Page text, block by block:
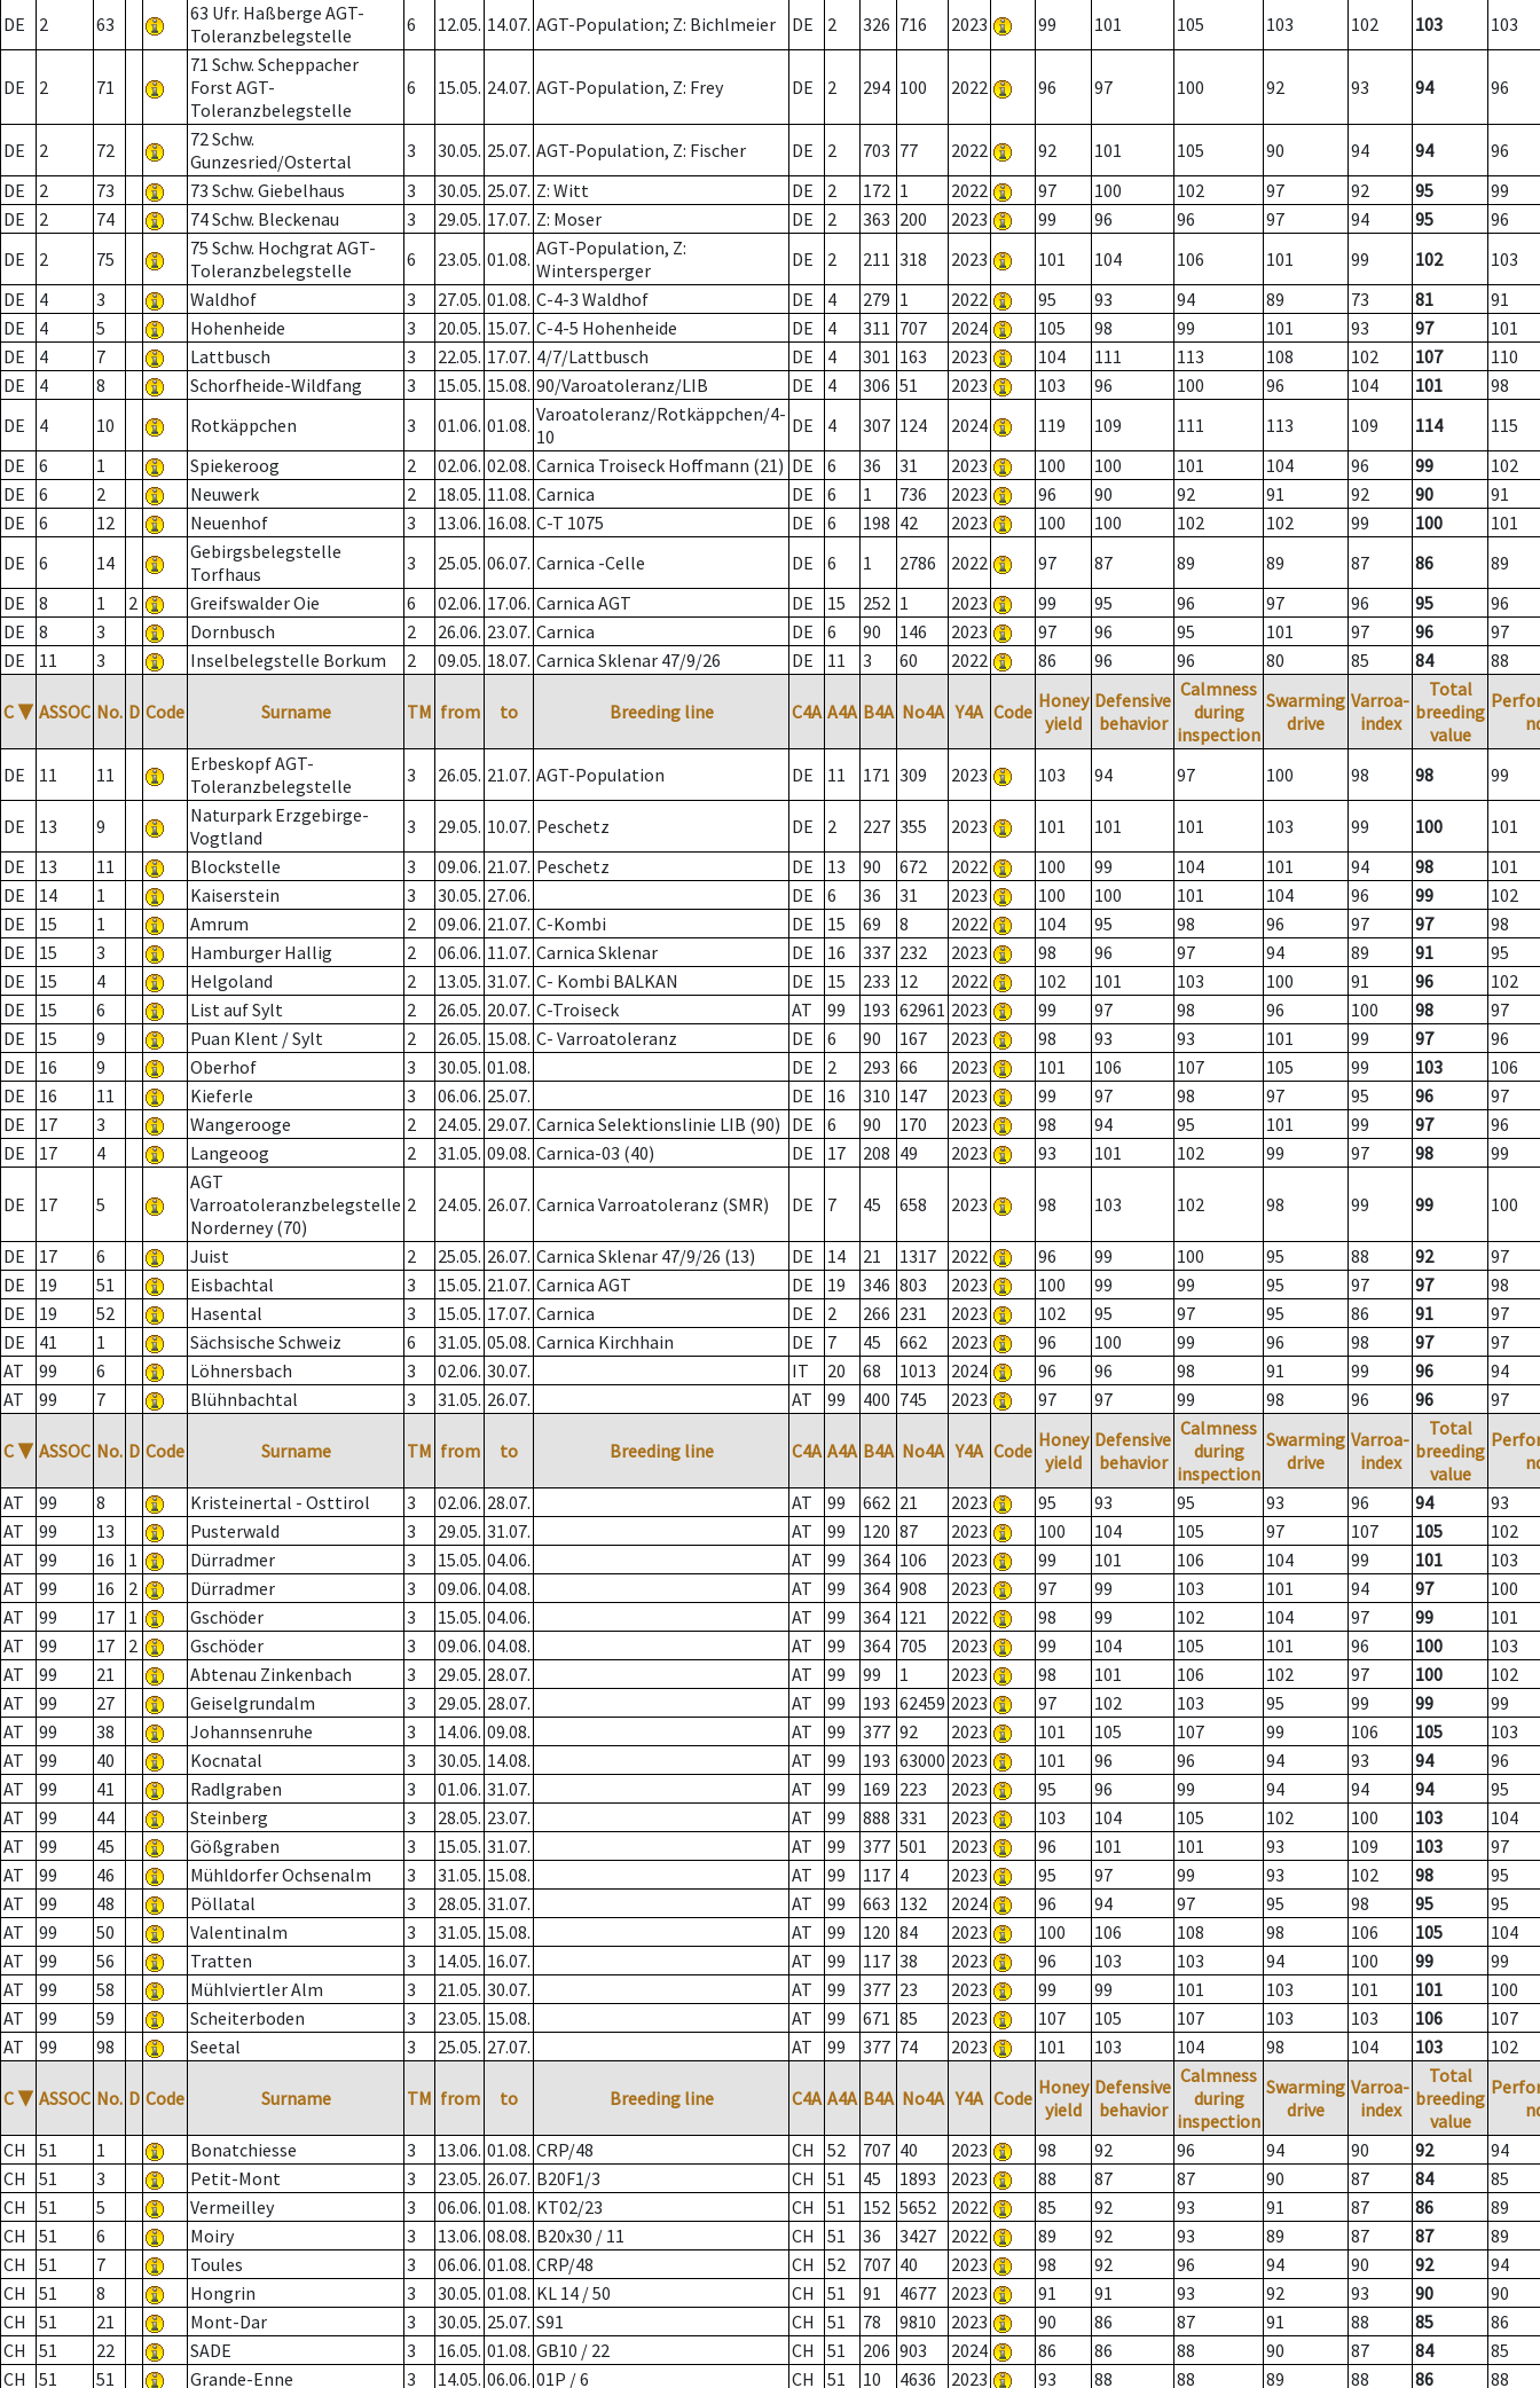
DE 2 63
63 Ufr. Haßberge AGT-
Toleranzbelegstelle
6 12.05. 14.07. AGT-Population; Z: Bichlmeier DE 2 326 716 2023 99 101 105 103 102 103 103
DE 2 71
71 Schw. Scheppacher
Forst AGT-
Toleranzbelegstelle
6 15.05. 24.07. AGT-Population, Z: Frey DE 2 294 100 2022 96 97 100 92 93 94 96
DE 2 72
72 Schw.
Gunzesried/Ostertal
3 30.05. 25.07. AGT-Population, Z: Fischer DE 2 703 77 2022 92 101 105 90 94 94
96
DE
2 73 73 Schw. Giebelhaus 3 30.05. 25.07. Z: Witt DE 2 172 1 2022 97 100 102 97 92 95
99
DE
2 74 74 Schw. Bleckenau 3 29.05. 17.07. Z: Moser DE 2 363 200 2023 99 96 96 97 94 95
96
DE
2 75
75 Schw. Hochgrat AGT-
Toleranzbelegstelle
6 23.05. 01.08. AGT-Population, Z:
Wintersperger
DE 2 211 318 2023 101 104 106 101 99 102
103
DE
4 3 Waldhof 3 27.05. 01.08. C-4-3 Waldhof DE 4 279 1 2022 95 93 94 89 73 81
91
DE
4 5 Hohenheide 3 20.05. 15.07. C-4-5 Hohenheide DE 4 311 707 2024 105 98 99 101 93 97
101
DE
4 7 Lattbusch 3 22.05. 17.07. 4/7/Lattbusch DE 4 301 163 2023 104 111 113 108 102 107
110
DE
4 8 Schorfheide-Wildfang 3 15.05. 15.08. 90/Varoatoleranz/LIB DE 4 306 51 2023 103 96 100 96 104 101
98
DE
4 10 Rotkäppchen 3 01.06. 01.08. Varoatoleranz/Rotkäppchen/4-
10
DE 4 307 124 2024 119 109 111 113 109 114
115
DE
6 1 Spiekeroog 2 02.06. 02.08. Carnica Troiseck Hoffmann (21) DE 6 36 31 2023 100 100 101 104 96 99
102
DE
6 2 Neuwerk 2 18.05. 11.08. Carnica DE 6 1 736 2023 96 90 92 91 92 90
91
DE
6 12 Neuenhof 3 13.06. 16.08. C-T 1075 DE 6 198 42 2023 100 100 102 102 99 100
101
DE
6 14
Gebirgsbelegstelle
Torfhaus
3 25.05. 06.07. Carnica -Celle DE 6 1 2786 2022 97 87 89 89 87 86
89
DE
8 1 2 Greifswalder Oie 6 02.06. 17.06. Carnica AGT DE 15 252 1 2023 99 95 96 97 96 95
96
DE
8 3 Dornbusch 2 26.06. 23.07. Carnica DE 6 90 146 2023 97 96 95 101 97 96
97
DE
11 3 Inselbelegstelle Borkum 2 09.05. 18.07. Carnica Sklenar 47/9/26 DE 11 3 60 2022 86 96 96 80 85 84 88
C ▼ ASSOC No. D Code Surname TM from to Breeding line C4A A4A B4A No4A Y4A Code Honey
yield
Defensive
behavior
Calmness
during
inspection
Swarming
drive
Varroa-
index
Total
breeding
value
DE 11 11
Erbeskopf AGT-
Toleranzbelegstelle
3 26.05. 21.07. AGT-Population DE 11 171 309 2023 103 94 97 100 98 98 99
DE 13 9
Naturpark Erzgebirge-
Vogtland
3 29.05. 10.07. Peschetz DE 2 227 355 2023 101 101 101 103 99 100
101
DE
13 11 Blockstelle 3 09.06. 21.07. Peschetz DE 13 90 672 2022 100 99 104 101 94 98
101
DE
14 1 Kaiserstein 3 30.05. 27.06. DE 6 36 31 2023 100 100 101 104 96 99
102
DE
15 1 Amrum 2 09.06. 21.07. C-Kombi DE 15 69 8 2022 104 95 98 96 97 97
98
DE
15 3 Hamburger Hallig 2 06.06. 11.07. Carnica Sklenar DE 16 337 232 2023 98 96 97 94 89 91
95
DE
15 4 Helgoland 2 13.05. 31.07. C- Kombi BALKAN DE 15 233 12 2022 102 101 103 100 91 96
102
DE
15 6 List auf Sylt 2 26.05. 20.07. C-Troiseck AT 99 193 62961 2023 99 97 98 96 100 98
97
DE
15 9 Puan Klent / Sylt 2 26.05. 15.08. C- Varroatoleranz DE 6 90 167 2023 98 93 93 101 99 97
96
DE
16 9 Oberhof 3 30.05. 01.08. DE 2 293 66 2023 101 106 107 105 99 103
106
DE
16 11 Kieferle 3 06.06. 25.07. DE 16 310 147 2023 99 97 98 97 95 96
97
DE
17 3 Wangerooge 2 24.05. 29.07. Carnica Selektionslinie LIB (90) DE 6 90 170 2023 98 94 95 101 99 97
96
DE
17 4 Langeoog 2 31.05. 09.08. Carnica-03 (40) DE 17 208 49 2023 93 101 102 99 97 98 99
DE 17 5
AGT
Varroatoleranzbelegstelle
Norderney (70)
2 24.05. 26.07. Carnica Varroatoleranz (SMR) DE 7 45 658 2023 98 103 102 98 99 99 100
DE 17 6 Juist 2 25.05. 26.07. Carnica Sklenar 47/9/26 (13) DE 14 21 1317 2022 96 99 100 95 88 92
97
DE
19 51 Eisbachtal 3 15.05. 21.07. Carnica AGT DE 19 346 803 2023 100 99 99 95 97 97
98
DE
19 52 Hasental 3 15.05. 17.07. Carnica DE 2 266 231 2023 102 95 97 95 86 91
97
DE
41 1 Sächsische Schweiz 6 31.05. 05.08. Carnica Kirchhain DE 7 45 662 2023 96 100 99 96 98 97
97
AT
99 6 Löhnersbach 3 02.06. 30.07. IT 20 68 1013 2024 96 96 98 91 99 96
94
AT
99 7 Blühnbachtal 3 31.05. 26.07. AT 99 400 745 2023 97 97 99 98 96 96 97
C ▼ ASSOC No. D Code Surname TM from to Breeding line C4A A4A B4A No4A Y4A Code Honey
yield
Defensive
behavior
Calmness
during
inspection
Swarming
drive
Varroa-
index
Total
breeding
value
AT
99 8 Kristeinertal - Osttirol 3 02.06. 28.07. AT 99 662 21 2023 95 93 95 93 96 94
93
AT
99 13 Pusterwald 3 29.05. 31.07. AT 99 120 87 2023 100 104 105 97 107 105
102
AT
99 16 1 Dürradmer 3 15.05. 04.06. AT 99 364 106 2023 99 101 106 104 99 101
103
AT
99 16 2 Dürradmer 3 09.06. 04.08. AT 99 364 908 2023 97 99 103 101 94 97
100
AT
99 17 1 Gschöder 3 15.05. 04.06. AT 99 364 121 2022 98 99 102 104 97 99
101
AT
99 17 2 Gschöder 3 09.06. 04.08. AT 99 364 705 2023 99 104 105 101 96 100
103
AT
99 21 Abtenau Zinkenbach 3 29.05. 28.07. AT 99 99 1 2023 98 101 106 102 97 100
102
AT
99 27 Geiselgrundalm 3 29.05. 28.07. AT 99 193 62459 2023 97 102 103 95 99 99
99
AT
99 38 Johannsenruhe 3 14.06. 09.08. AT 99 377 92 2023 101 105 107 99 106 105
103
AT
99 40 Kocnatal 3 30.05. 14.08. AT 99 193 63000 2023 101 96 96 94 93 94
96
AT
99 41 Radlgraben 3 01.06. 31.07. AT 99 169 223 2023 95 96 99 94 94 94
95
AT
99 44 Steinberg 3 28.05. 23.07. AT 99 888 331 2023 103 104 105 102 100 103
104
AT
99 45 Gößgraben 3 15.05. 31.07. AT 99 377 501 2023 96 101 101 93 109 103
97
AT
99 46 Mühldorfer Ochsenalm 3 31.05. 15.08. AT 99 117 4 2023 95 97 99 93 102 98
95
AT
99 48 Pöllatal 3 28.05. 31.07. AT 99 663 132 2024 96 94 97 95 98 95
95
AT
99 50 Valentinalm 3 31.05. 15.08. AT 99 120 84 2023 100 106 108 98 106 105
104
AT
99 56 Tratten 3 14.05. 16.07. AT 99 117 38 2023 96 103 103 94 100 99
99
AT
99 58 Mühlviertler Alm 3 21.05. 30.07. AT 99 377 23 2023 99 99 101 103 101 101
100
AT
99 59 Scheiterboden 3 23.05. 15.08. AT 99 671 85 2023 107 105 107 103 103 106
107
AT
99 98 Seetal 3 25.05. 27.07. AT 99 377 74 2023 101 103 104 98 104 103 102
C ▼ ASSOC No. D Code Surname TM from to Breeding line C4A A4A B4A No4A Y4A Code Honey
yield
Defensive
behavior
Calmness
during
inspection
Swarming
drive
Varroa-
index
Total
breeding
value
CH
51 1 Bonatchiesse 3 13.06. 01.08. CRP/48 CH 52 707 40 2023 98 92 96 94 90 92
94
CH
51 3 Petit-Mont 3 23.05. 26.07. B20F1/3 CH 51 45 1893 2023 88 87 87 90 87 84
85
CH
51 5 Vermeilley 3 06.06. 01.08. KT02/23 CH 51 152 5652 2022 85 92 93 91 87 86
89
CH
51 6 Moiry 3 13.06. 08.08. B20x30 / 11 CH 51 36 3427 2022 89 92 93 89 87 87
89
CH
51 7 Toules 3 06.06. 01.08. CRP/48 CH 52 707 40 2023 98 92 96 94 90 92
94
CH
51 8 Hongrin 3 30.05. 01.08. KL 14 / 50 CH 51 91 4677 2023 91 91 93 92 93 90
90
CH
51 21 Mont-Dar 3 30.05. 25.07. S91 CH 51 78 9810 2023 90 86 87 91 88 85
86
CH
51 22 SADE 3 16.05. 01.08. GB10 / 22 CH 51 206 903 2024 86 86 88 90 87 84
85
CH
51 51 Grande-Enne 3 14.05. 06.06. 01P / 6 CH 51 10 4636 2023 93 88 88 89 88 86 88